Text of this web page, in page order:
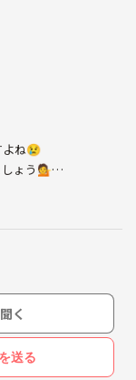
な方とお話したい
ます💓
よね😢
しょう💁
てみる事にしました☺️
ます🙏✨
ださい🌱✨
く
送る